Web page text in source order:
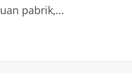
pabrik,...